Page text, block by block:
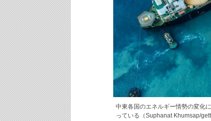
中東各国のエネルギー情勢の変化
っている（Suphanat Khumsap/